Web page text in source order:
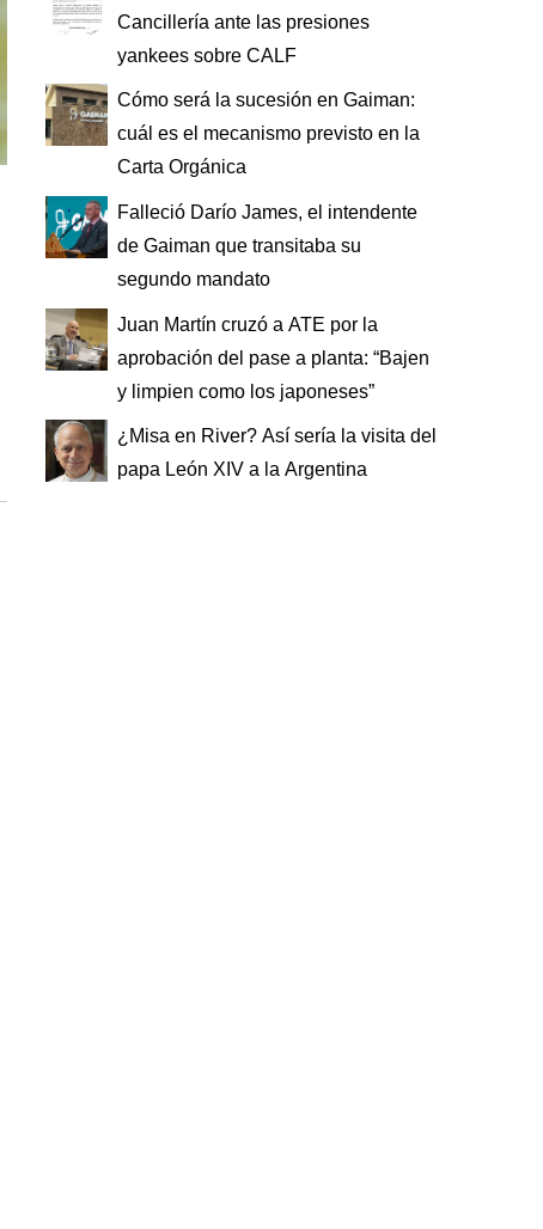
Cancillería ante las presiones
yankees sobre CALF
Cómo será la sucesión en Gaiman:
cuál es el mecanismo previsto en la
Carta Orgánica
Falleció Darío James, el intendente
de Gaiman que transitaba su
segundo mandato
Juan Martín cruzó a ATE por la
aprobación del pase a planta: “Bajen
y limpien como los japoneses”
¿Misa en River? Así sería la visita del
papa León XIV a la Argentina